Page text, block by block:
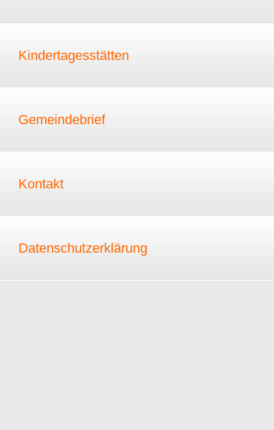
Kindertagesstätten
Gemeindebrief
Kontakt
Datenschutzerklärung